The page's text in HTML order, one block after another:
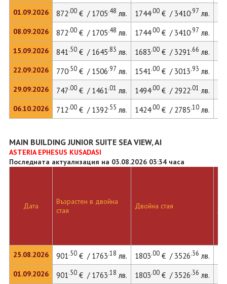
01.09.2026
08.09.2026
15.09.2026
22.09.2026
29.09.2026
06.10.2026
872.00€ / 1705.48 лв. 1744.00€ / 3410.97 лв.
872.00€ / 1705.48 лв. 1744.00€ / 3410.97 лв.
841.50€ / 1645.83 лв. 1683.00€ / 3291.66 лв.
770.50€ / 1506.97 лв. 1541.00€ / 3013.93 лв.
747.00€ / 1461.01 лв. 1494.00€ / 2922.01 лв.
712.00€ / 1392.55 лв. 1424.00€ / 2785.10лв.
MAIN BUILDING JUNIOR SUITE SEA VIEW, AI
ASTERIA EPHESUS KUSADASI
Последната актуализация на 03.08.2026 03:34 часа
Дата
25.08.2026
01.09.2026
Възрастен в двойна
стая
Двойна стая
901.50€ / 1763.18 лв. 1803.00€ / 3526.36 лв.
901.50€ / 1763.18 лв. 1803.00€ / 3526.36 лв.